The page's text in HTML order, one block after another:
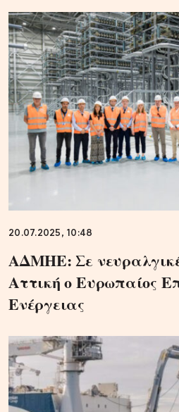
20.07.2025, 10:48
ΑΔΜΗΕ: Σε
Αττική ο Ευρωπαίος
Ενέργειας